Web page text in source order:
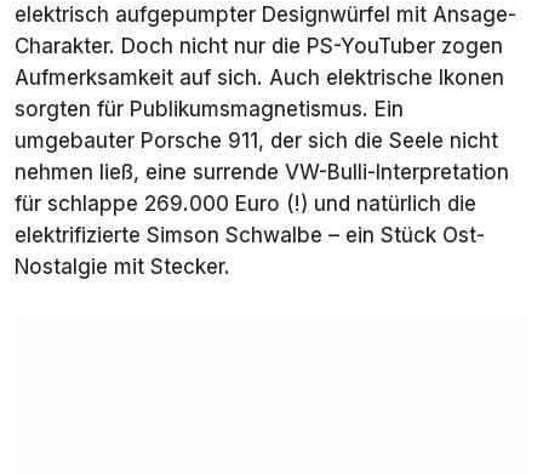
elektrisch aufgepumpter Designwürfel mit Ansage-
Charakter. Doch nicht nur die PS-YouTuber zogen
Aufmerksamkeit auf sich. Auch elektrische Ikonen
sorgten für Publikumsmagnetismus. Ein
umgebauter Porsche 911, der sich die Seele nicht
nehmen ließ, eine surrende VW-Bulli-Interpretation
für schlappe 269.000 Euro (!) und natürlich die
elektrifizierte Simson Schwalbe – ein Stück Ost-
Nostalgie mit Stecker.